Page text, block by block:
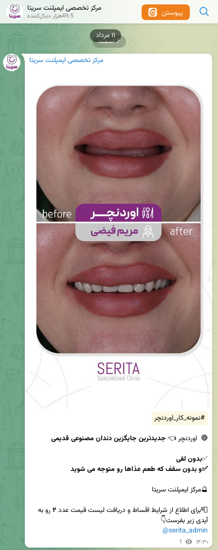
پیوستن مرکز تخصصی ایمپلنت سریتا
49.5هزار دنبال‌کننده
مرکز تخصصی ایمپلنت سریتا
#نمونه_کار_اوردنچر
🔴  اوردنچر 👈 جدیدترین جایگزین دندان مصنوعی قدیمی
✅
✅و بدون سقف که طعم عذاها رو متوجه می شوید
📮برای اطلاع از شرایط اقساط و دریافت لیست قیمت عدد ۲
آیدی زیر بفرست👇
@serita_admin
1 ۱۴:۳۰
۴ اسفند